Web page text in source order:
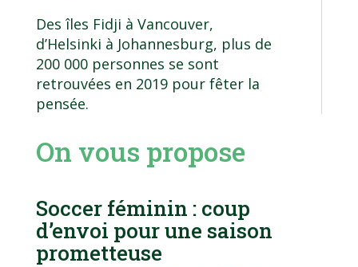
Des îles Fidji à Vancouver,
d’Helsinki à Johannesburg, plus de
200 000 personnes se sont
retrouvées en 2019 pour fêter la
pensée.
On vous propose
Soccer féminin : coup
d’envoi pour une saison
prometteuse